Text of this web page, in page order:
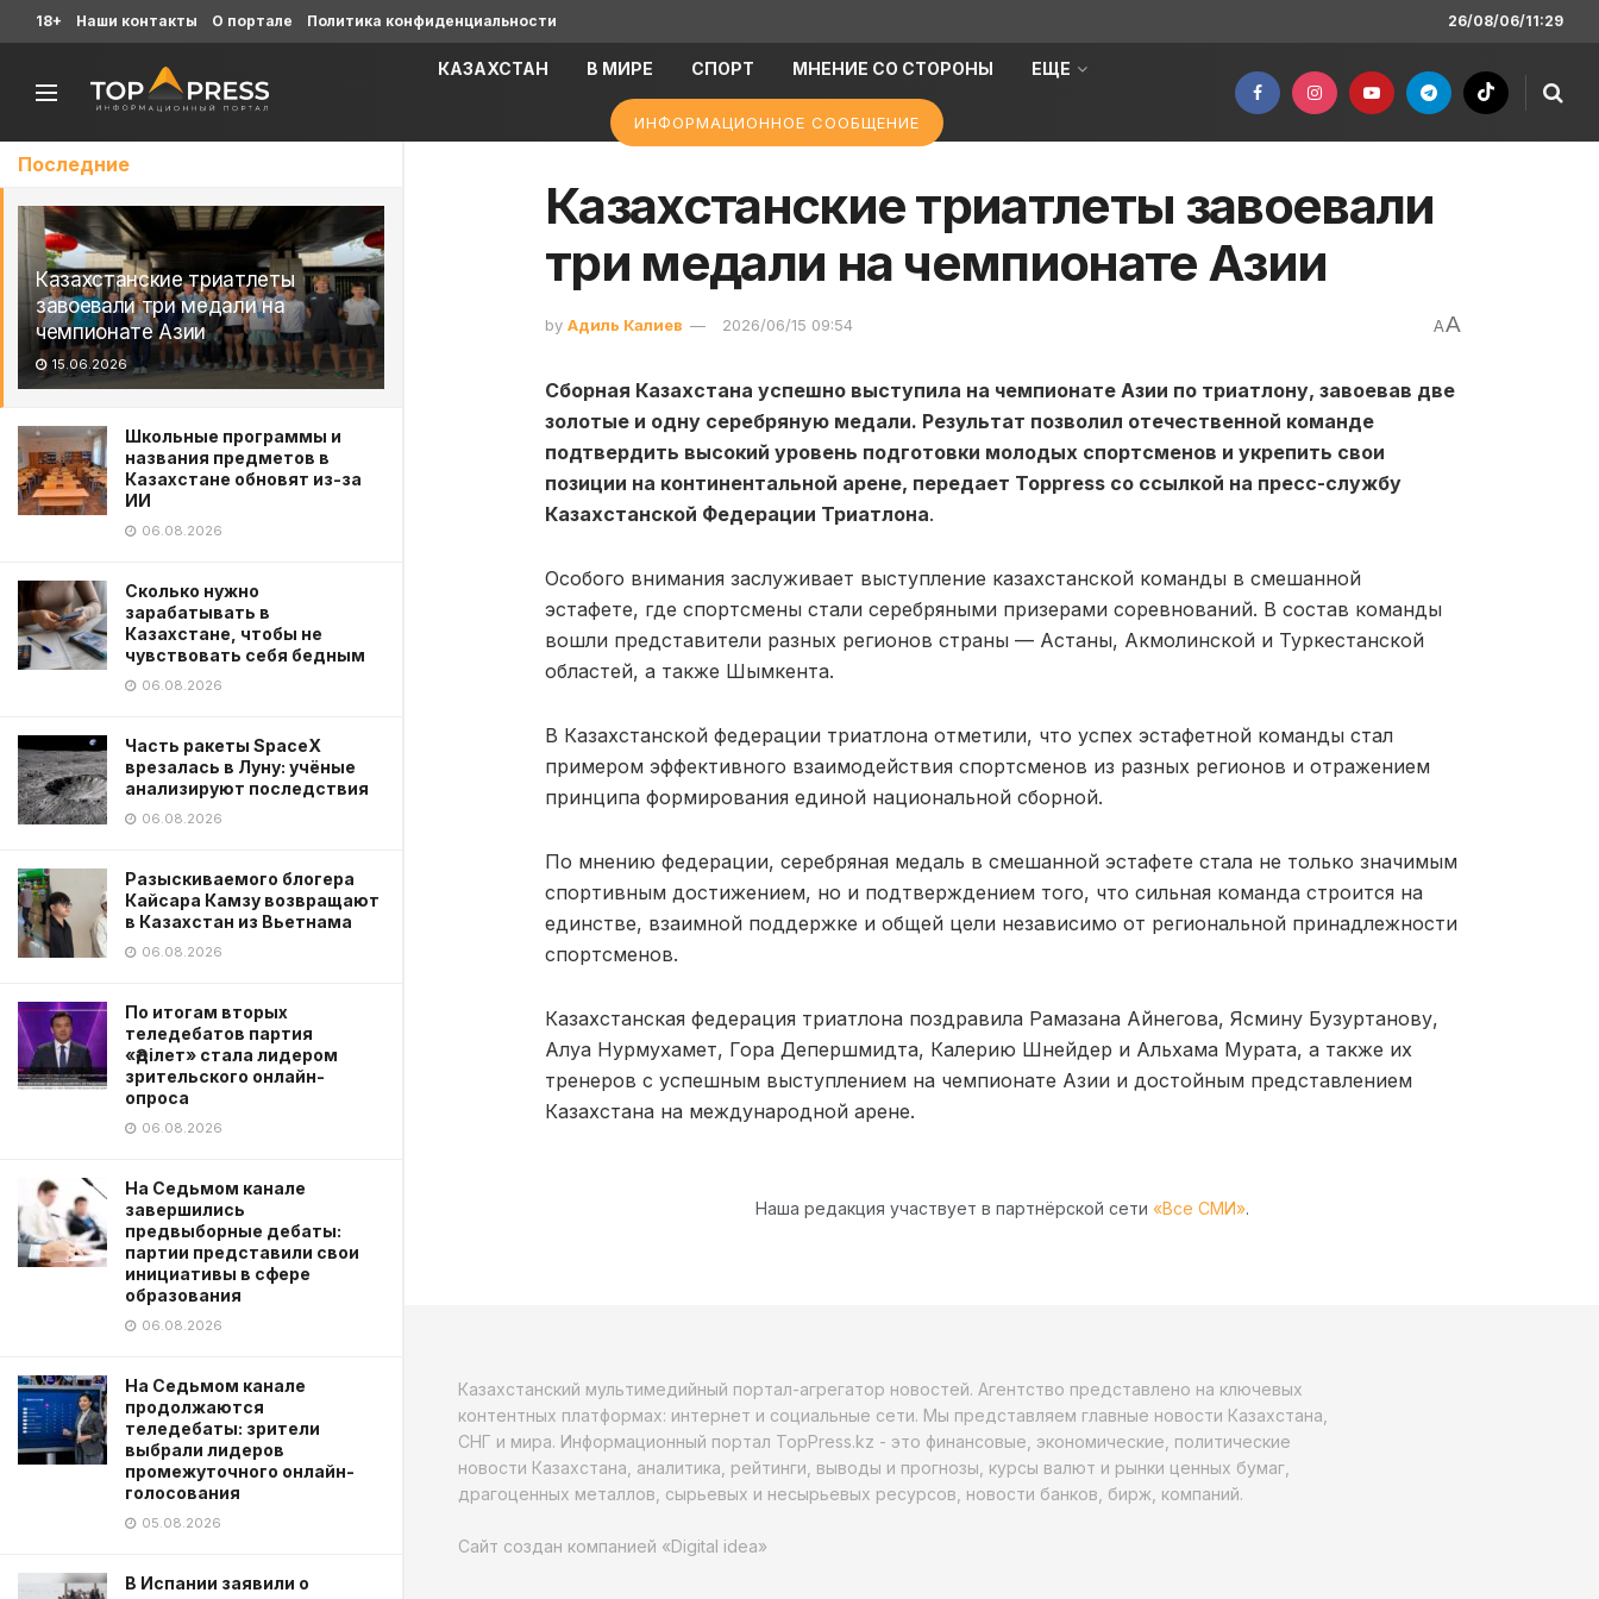
Последние
Казахстанские триатлеты
завоевали три медали на
чемпионате Азии
15.06.2026
Школьные программы и
названия предметов в
Казахстане обновят из-за
ИИ
06.08.2026
Сколько нужно
зарабатывать в
Казахстане, чтобы не
чувствовать себя бедным
06.08.2026
Часть ракеты SpaceX
врезалась в Луну: учёные
анализируют последствия
06.08.2026
Разыскиваемого блогера
Кайсара Камзу возвращают
в Казахстан из Вьетнама
06.08.2026
По итогам вторых
теледебатов партия
«Әділет» стала лидером
зрительского онлайн-
опроса
06.08.2026
На Седьмом канале
завершились
предвыборные дебаты:
партии представили свои
инициативы в сфере
образования
06.08.2026
На Седьмом канале
продолжаются
теледебаты: зрители
выбрали лидеров
промежуточного онлайн-
голосования
05.08.2026
В Испании заявили о
18+ Наши контакты О портале Политика конфиденциальности 26/08/06/11:29
КАЗАХСТАН В МИРЕ СПОРТ МНЕНИЕ СО СТОРОНЫ ЕЩЕ
ИНФОРМАЦИОННОЕ СООБЩЕНИЕ
Казахстанские триатлеты завоевали
три медали на чемпионате Азии
by Адиль Калиев 2026/06/15 09:54 AA
Сборная Казахстана успешно выступила на чемпионате Азии по триатлону, завоевав две
золотые и одну серебряную медали. Результат позволил отечественной команде
подтвердить высокий уровень подготовки молодых спортсменов и укрепить свои
позиции на континентальной арене, передает Toppress со ссылкой на пресс-службу
Казахстанской Федерации Триатлона.
Особого внимания заслуживает выступление казахстанской команды в смешанной
эстафете, где спортсмены стали серебряными призерами соревнований. В состав команды
вошли представители разных регионов страны — Астаны, Акмолинской и Туркестанской
областей, а также Шымкента.
В Казахстанской федерации триатлона отметили, что успех эстафетной команды стал
примером эффективного взаимодействия спортсменов из разных регионов и отражением
принципа формирования единой национальной сборной.
По мнению федерации, серебряная медаль в смешанной эстафете стала не только значимым
спортивным достижением, но и подтверждением того, что сильная команда строится на
единстве, взаимной поддержке и общей цели независимо от региональной принадлежности
спортсменов.
Казахстанская федерация триатлона поздравила Рамазана Айнегова, Ясмину Бузуртанову,
Алуа Нурмухамет, Гора Депершмидта, Калерию Шнейдер и Альхама Мурата, а также их
тренеров с успешным выступлением на чемпионате Азии и достойным представлением
Казахстана на международной арене.
Наша редакция участвует в партнёрской сети «Все СМИ».
Казахстанский мультимедийный портал-агрегатор новостей. Агентство представлено на ключевых
контентных платформах: интернет и социальные сети. Мы представляем главные новости Казахстана,
СНГ и мира. Информационный портал TopPress.kz - это финансовые, экономические, политические
новости Казахстана, аналитика, рейтинги, выводы и прогнозы, курсы валют и рынки ценных бумаг,
драгоценных металлов, сырьевых и несырьевых ресурсов, новости банков, бирж, компаний.
Сайт создан компанией «Digital idea»